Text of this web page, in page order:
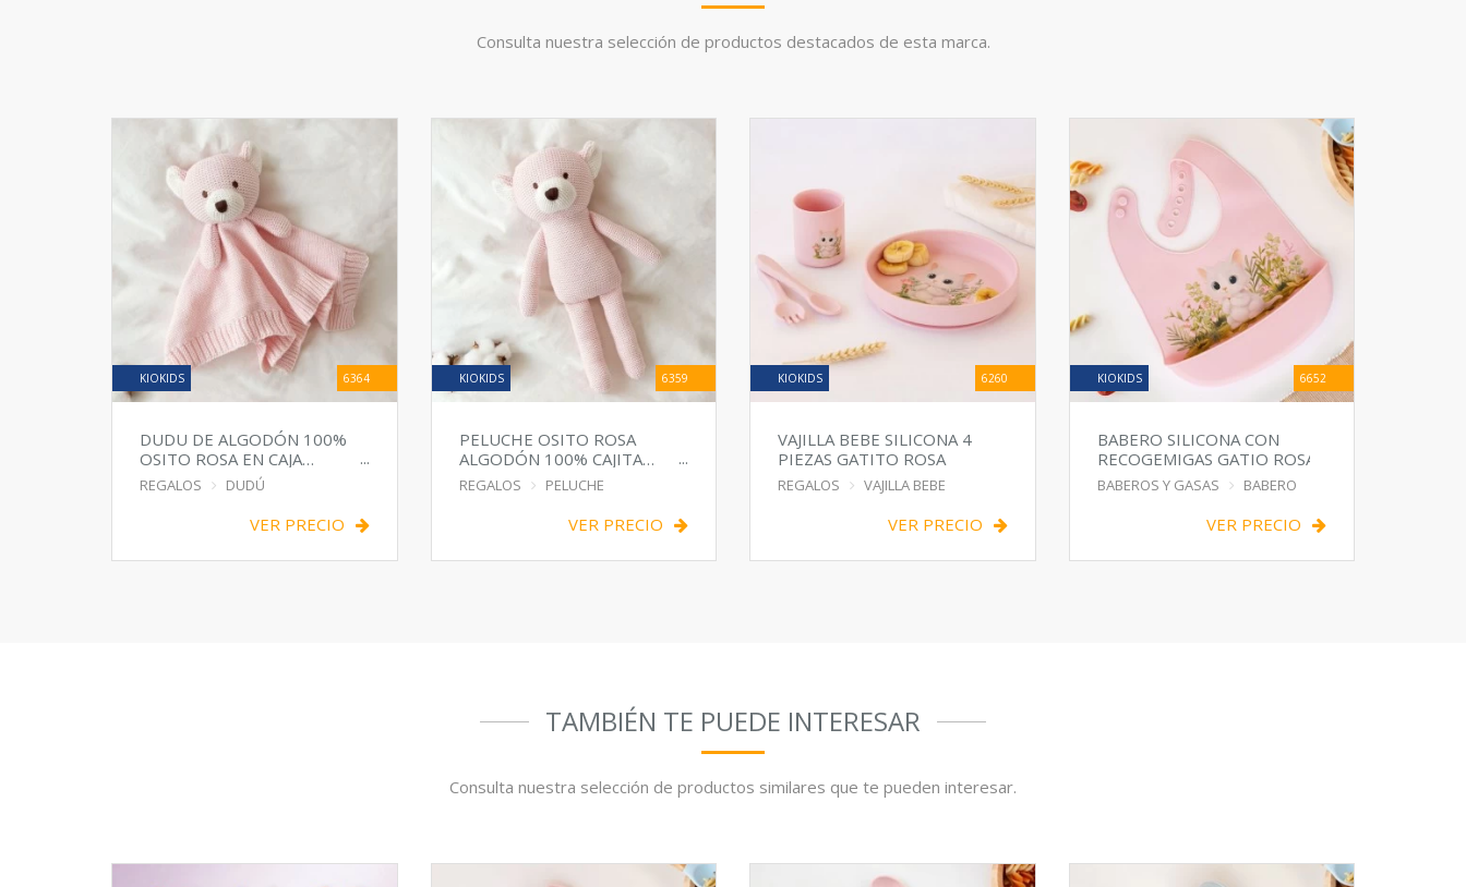
Consulta nuestra selección de productos destacados de esta marca.
KIOKIDS 6364
DUDU DE ALGODÓN 100%
OSITO ROSA EN CAJA
REGALO
REGALOS DUDÚ
VER PRECIO
KIOKIDS 6359
PELUCHE OSITO ROSA
ALGODÓN 100% CAJITA
REGALO
REGALOS PELUCHE
VER PRECIO
KIOKIDS 6260
VAJILLA BEBE SILICONA 4
PIEZAS GATITO ROSA
REGALOS VAJILLA BEBE
VER PRECIO
KIOKIDS 6652
BABERO SILICONA CON
RECOGEMIGAS GATIO ROSA
BABEROS Y GASAS BABERO
VER PRECIO
TAMBIÉN TE PUEDE INTERESAR
Consulta nuestra selección de productos similares que te pueden interesar.